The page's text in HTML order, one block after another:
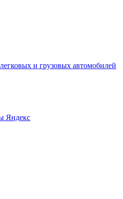
и грузовых автомобилей
Яндекс